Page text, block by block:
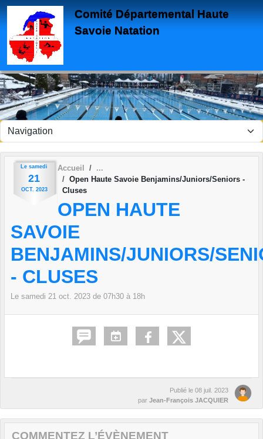
Comité Départemental Haute
Savoie Natation
Le samedi
21
OCT. 2023
Accueil
Open Haute Savoie Benjamins/Juniors/Seniors -
Cluses
OPEN HAUTE
SAVOIE
BENJAMINS/JUNIORS/
- CLUSES
Le samedi 21 oct. 2023 de 07h30 à 18h
Publié le 08 juil. 2023
par Jean-François JACQUIER
COMMENTEZ L’ÉVÈNEMENT
Panneau de gestion des cookies